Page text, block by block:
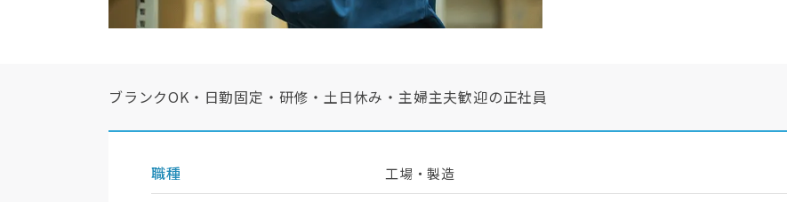
ブランクOK・日勤固定・研修・土日休み・主婦主夫歓迎の正社員
職種 工場・製造